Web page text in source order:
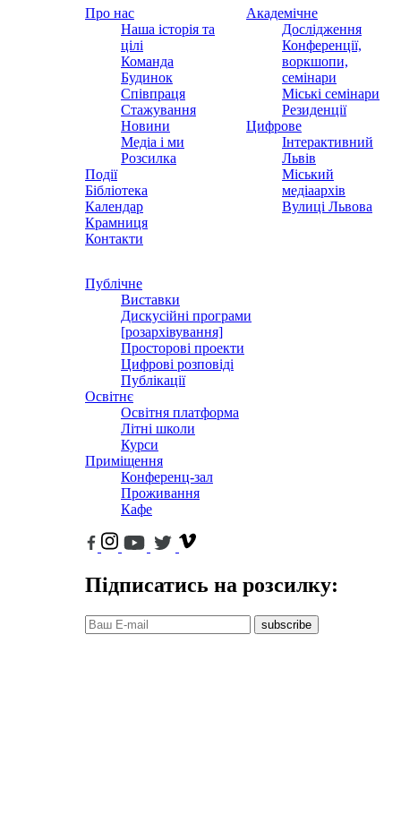
Про нас
Наша історія та
цілі
Команда
Будинок
Співпраця
Стажування
Новини
Медіа і ми
Розсилка
Події
Бібліотека
Календар
Крамниця
Контакти
Академічне
Дослідження
Конференції,
воркшопи,
семінари
Міські семінари
Резиденції
Цифрове
Інтерактивний
Львів
Міський
медіаархів
Вулиці Львова
Публічне
Виставки
Дискусійні програми
[розархівування]
Просторові проекти
Цифрові розповіді
Публікації
Освітнє
Освітня платформа
Літні школи
Курси
Приміщення
Конференц-зал
Проживання
Кафе
Підписатись на розсилку:
subscribe